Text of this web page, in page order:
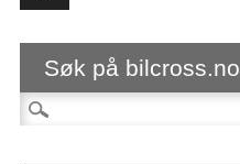
Søk på bilcross.no
Søk etter: